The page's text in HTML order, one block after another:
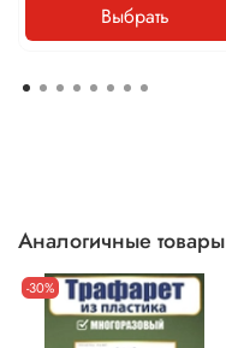
Выбрать
Аналогичные товары
-30%